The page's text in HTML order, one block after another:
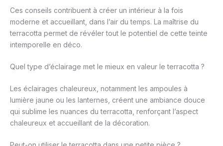
Ces conseils contribuent à créer un intérieur à la fois
moderne et accueillant, dans l’air du temps. La maîtrise du
terracotta permet de révéler tout le potentiel de cette teinte
intemporelle en déco.
Quel type d’éclairage met le mieux en valeur le terracotta ?
Les éclairages chaleureux, notamment les ampoules à
lumière jaune ou les lanternes, créent une ambiance douce
qui sublime les nuances du terracotta, renforçant l’aspect
chaleureux et accueillant de la décoration.